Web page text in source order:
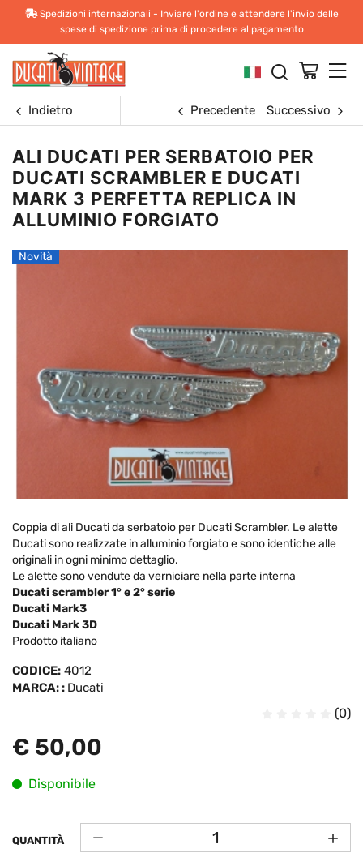
Spedizioni internazionali - Inviare l'ordine e attendere l'invio delle
spese di spedizione prima di procedere al pagamento
Indietro Precedente Successivo
ALI DUCATI PER SERBATOIO PER
DUCATI SCRAMBLER E DUCATI
MARK 3 PERFETTA REPLICA IN
ALLUMINIO FORGIATO
Novità
Coppia di ali Ducati da serbatoio per Ducati Scrambler. Le alette
Ducati sono realizzate in alluminio forgiato e sono identiche alle
originali in ogni minimo dettaglio.
Le alette sono vendute da verniciare nella parte interna
Ducati scrambler 1° e 2° serie
Ducati Mark3
Ducati Mark 3D
Prodotto italiano
CODICE: 4012
MARCA: : Ducati
(0)
€ 50,00
Disponibile
QUANTITÀ